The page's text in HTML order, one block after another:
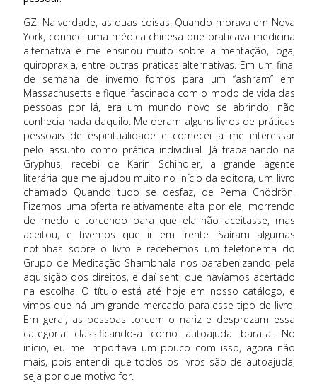
GZ: Na verdade, as duas coisas. Quando morava em Nova
York, conheci uma médica chinesa que praticava medicina
alternativa e me ensinou muito sobre alimentação, ioga,
quiropraxia, entre outras práticas alternativas. Em um final
de semana de inverno fomos para um “ashram” em
Massachusetts e fiquei fascinada com o modo de vida das
pessoas por lá, era um mundo novo se abrindo, não
conhecia nada daquilo. Me deram alguns livros de práticas
pessoais de espiritualidade e comecei a me interessar
pelo assunto como prática individual. Já trabalhando na
Gryphus, recebi de Karin Schindler, a grande agente
literária que me ajudou muito no início da editora, um livro
chamado Quando tudo se desfaz, de Pema Chödrön.
Fizemos uma oferta relativamente alta por ele, morrendo
de medo e torcendo para que ela não aceitasse, mas
aceitou, e tivemos que ir em frente. Saíram algumas
notinhas sobre o livro e recebemos um telefonema do
Grupo de Meditação Shambhala nos parabenizando pela
aquisição dos direitos, e daí senti que havíamos acertado
na escolha. O título está até hoje em nosso catálogo, e
vimos que há um grande mercado para esse tipo de livro.
Em geral, as pessoas torcem o nariz e desprezam essa
categoria classificando-a como autoajuda barata. No
início, eu me importava um pouco com isso, agora não
mais, pois entendi que todos os livros são de autoajuda,
seja por que motivo for.